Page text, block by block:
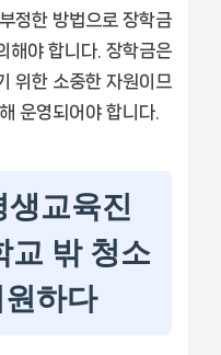
정한 방법으로 장학금
해야 합니다. 장학금은
위한 소중한 자원이므
운영되어야 합니다.
교육진
교 밖 청소
하다